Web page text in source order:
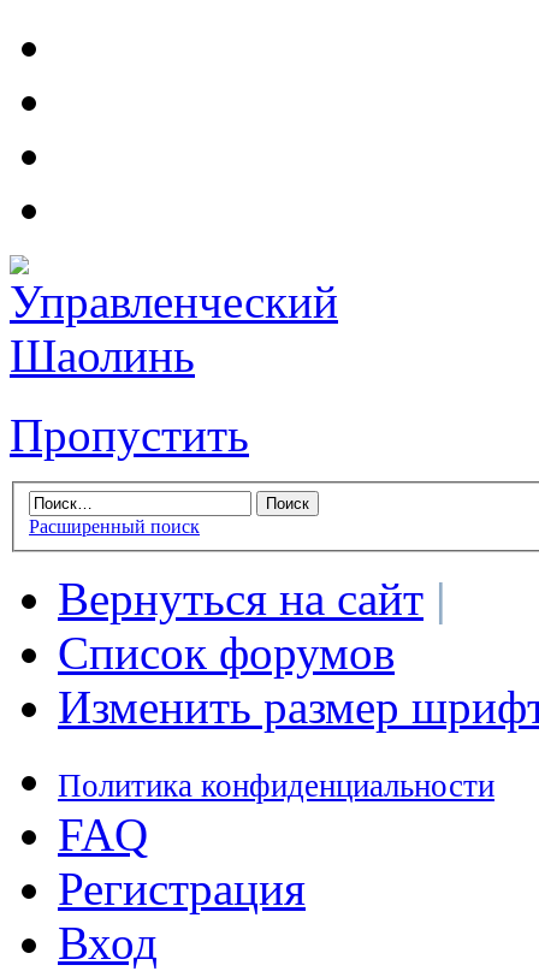
Пропустить
Расширенный поиск
Вернуться на сайт |
Список форумов
Изменить размер
Политика конфиденциальности
FAQ
Регистрация
Вход